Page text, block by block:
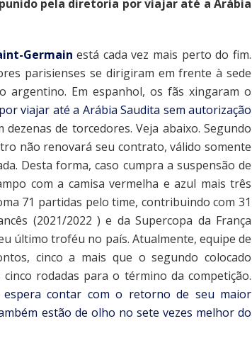
pela diretoria por viajar até a Arábia
Germain está cada vez mais perto do fim.
parisienses se dirigiram em frente à sede
argentino. Em espanhol, os fãs xingaram o
viajar até a Arábia Saudita sem autorização
de torcedores. Veja abaixo. Segundo
não renovará seu contrato, válido somente
Desta forma, caso cumpra a suspensão de
com a camisa vermelha e azul mais três
71 partidas pelo time, contribuindo com 31
(2021/2022 ) e da Supercopa da França
último troféu no país. Atualmente, equipe de
cinco a mais que o segundo colocado
rodadas para o término da competição.
contar com o retorno de seu maior
estão de olho no sete vezes melhor do